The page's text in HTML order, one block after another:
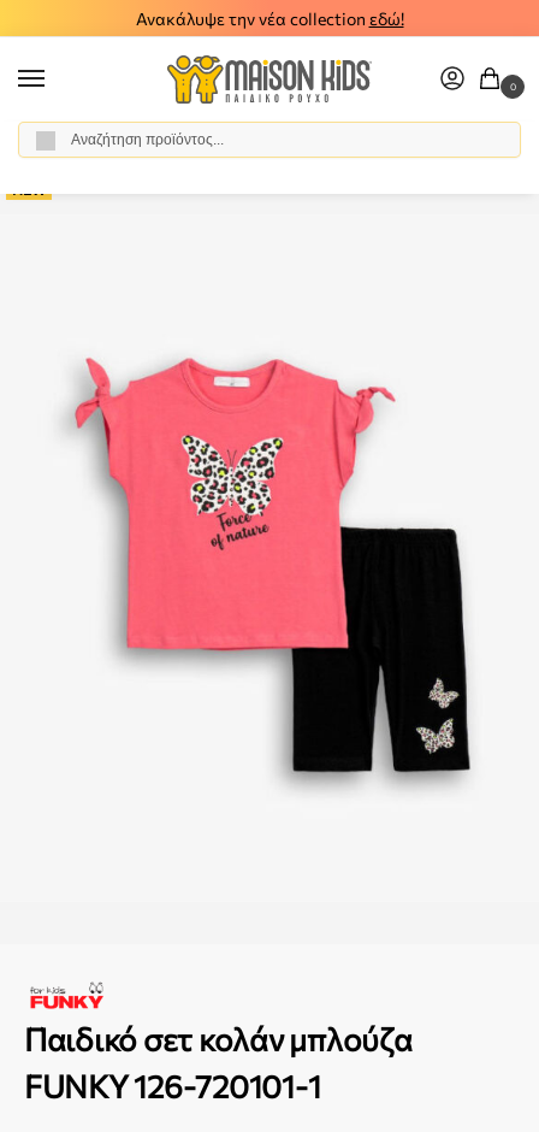
Ανακάλυψε την νέα collection εδώ!
0
Αρχική σελίδα / Κορίτσι / Ρούχα
Παιδικό σετ κολάν μπλούζα
FUNKY 126-720101-1